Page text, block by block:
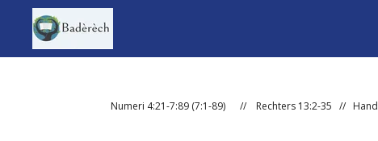
direct
Numeri 4:21-7:89 (7:1-89) // Rechters 13:2-35 // Hand.